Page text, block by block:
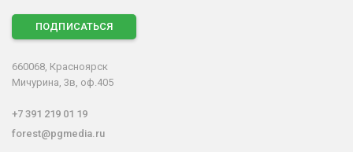
ПОДПИСАТЬСЯ
660068, Красноярск
Мичурина, 3в, оф.405
+7 391 219 01 19
forest@pgmedia.ru